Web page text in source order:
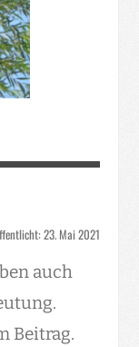
23. Mai 2021
auch
Beitrag.